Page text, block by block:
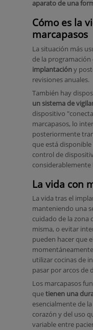
aparato de una
Cómo es la
marcapasos
La situación más
de la
implantacióny
revisiones anuales.
También hay
un sistema de
dispositivo
marcapasos, lo
posteriormente
que está
control de
considerablemente
La vida con
La vida tras el
manteniendo una
cuidado de la zona
misma, o evitar
pueden hacer que
utilizar cocinas de
pasar por arcos de
Los marcapasos
quetienen una
esencialmente de
corazón y del uso
variable entre